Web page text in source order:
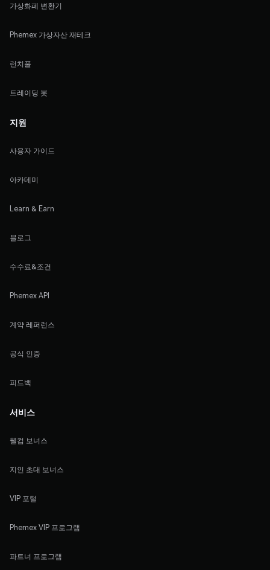
가상화폐 변환기
Phemex 가상자산 재테크
런치풀
트레이딩 봇
지원
사용자 가이드
아카데미
Learn & Earn
블로그
수수료&조건
Phemex API
계약 레퍼런스
공식 인증
피드백
서비스
웰컴 보너스
지인 초대 보너스
VIP 포털
Phemex VIP 프로그램
파트너 프로그램